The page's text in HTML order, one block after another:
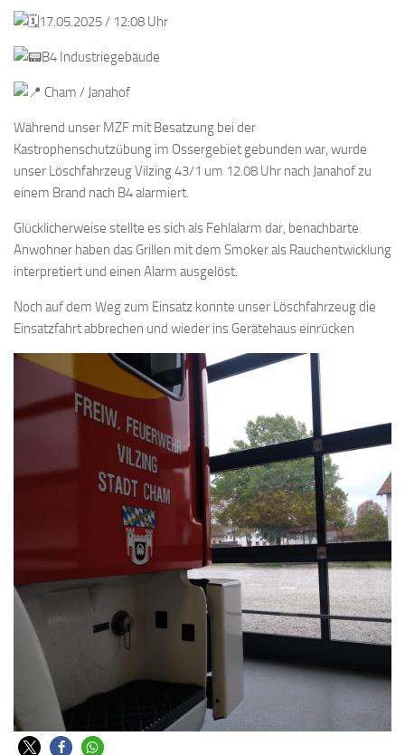
17.05.2025 / 12:08 Uhr
B4 Industriegebäude
Cham / Janahof
Während unser MZF mit Besatzung bei der
Kastrophenschutzübung im Ossergebiet gebunden war, wurde
unser Löschfahrzeug Vilzing 43/1 um 12.08 Uhr nach Janahof zu
einem Brand nach B4 alarmiert.
Glücklicherweise stellte es sich als Fehlalarm dar, benachbarte
Anwohner haben das Grillen mit dem Smoker als Rauchentwicklung
interpretiert und einen Alarm ausgelöst.
Noch auf dem Weg zum Einsatz konnte unser Löschfahrzeug die
Einsatzfahrt abbrechen und wieder ins Gerätehaus einrücken